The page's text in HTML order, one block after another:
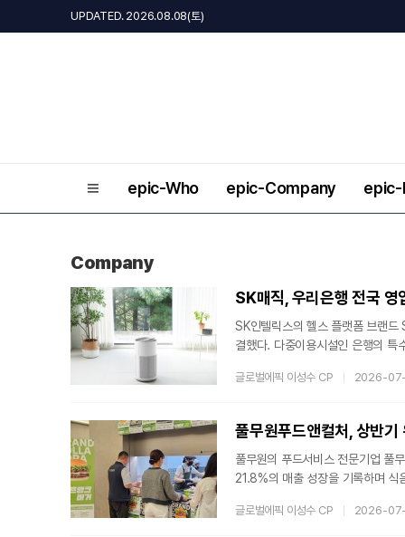
UPDATED. 2026.08.08(토)
epic-Who epic-Company
Company
SK매직, 우리은행 전국 영
SK인텔릭스의 헬스 플랫폼 브랜드
결했다. 다중이용시설인 은행의 특
장 신뢰 확보우리은행 전국 영업점
한 기술력을 탑재하고 있다.올클
글로벌에픽 이성수 CP 2026-
풀무원의 푸드서비스 전문기업 풀
21.8%의 매출 성장을 기록하며
적인 확장 전략이 구체적인 성과
글로벌에픽 이성수 CP 2026-